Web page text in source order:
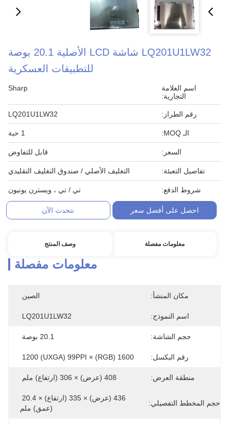
LQ201U1LW32 شاشة LCD الأصلية 20.1 بوصة
للتطبيقات العسكرية
اسم العلامة
التجارية:
Sharp
رقم الطراز: LQ201U1LW32
الـ MOQ: 1 حبة
السعر: قابل للتفاوض
تفاصيل التعبئة: التغليف الأصلي / صندوق التغليف التقليدي
شروط الدفع: تي / تي ، ويسترن يونيون
احصل على أفضل سعر نتحدث الآن
معلومات مفصلة وصف المنتج
معلومات مفصلة
مكان المنشأ: الصين
اسم النموذج: LQ201U1LW32
حجم الشاشة: 20.1 بوصة
رقم البكسل: 1600 (RGB) × 1200 (UXGA) 99PPI
منطقة العرض: 408 (عرض) × 306 (ارتفاع) ملم
حجم المخطط التفصيلي:
(عمق) ملم